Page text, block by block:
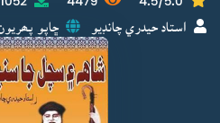
استاد حيدري چانڊيو ڇاپو پھريون